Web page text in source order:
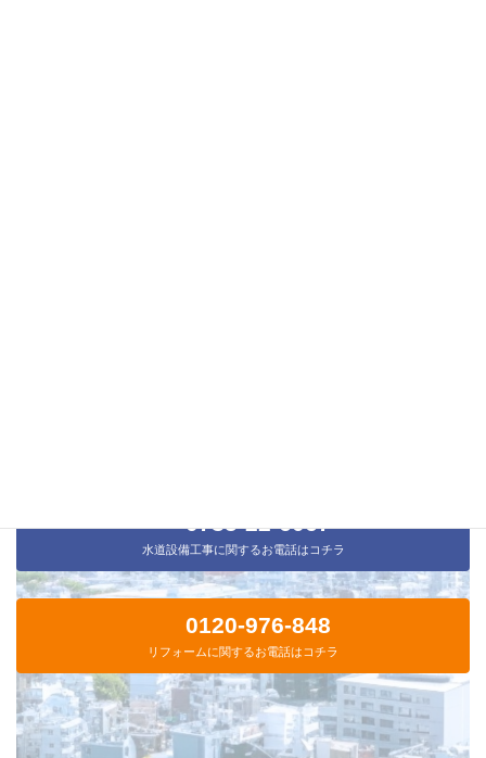
0735-22-6067
水道設備工事に関するお電話はコチラ
0120-976-848
リフォームに関するお電話はコチラ